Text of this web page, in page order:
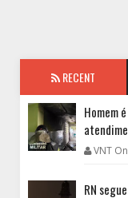
RECENT
Homem
VNT
RN